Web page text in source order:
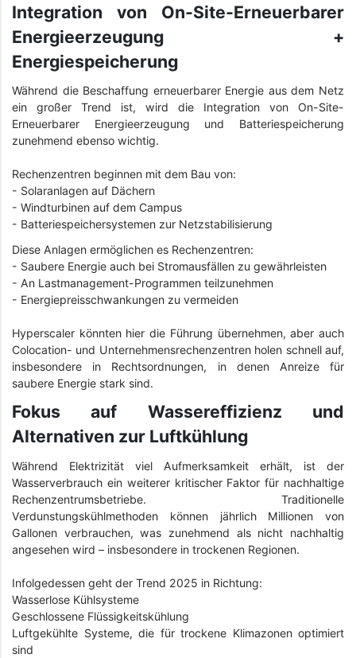
Integration von On-Site-Erneuerbarer
Energieerzeugung +
Energiespeicherung
Während die Beschaffung erneuerbarer Energie aus dem Netz
ein großer Trend ist, wird die Integration von On-Site-
Erneuerbarer Energieerzeugung und Batteriespeicherung
zunehmend ebenso wichtig.
Rechenzentren beginnen mit dem Bau von:
- Solaranlagen auf Dächern
- Windturbinen auf dem Campus
- Batteriespeichersystemen zur Netzstabilisierung
Diese Anlagen ermöglichen es Rechenzentren:
- Saubere Energie auch bei Stromausfällen zu gewährleisten
- An Lastmanagement-Programmen teilzunehmen
- Energiepreisschwankungen zu vermeiden
Hyperscaler könnten hier die Führung übernehmen, aber auch
Colocation- und Unternehmensrechenzentren holen schnell auf,
insbesondere in Rechtsordnungen, in denen Anreize für
saubere Energie stark sind.
Fokus auf Wassereffizienz und
Alternativen zur Luftkühlung
Während Elektrizität viel Aufmerksamkeit erhält, ist der
Wasserverbrauch ein weiterer kritischer Faktor für nachhaltige
Rechenzentrumsbetriebe. Traditionelle
Verdunstungskühlmethoden können jährlich Millionen von
Gallonen verbrauchen, was zunehmend als nicht nachhaltig
angesehen wird – insbesondere in trockenen Regionen.
Infolgedessen geht der Trend 2025 in Richtung:
Wasserlose Kühlsysteme
Geschlossene Flüssigkeitskühlung
Luftgekühlte Systeme, die für trockene Klimazonen optimiert
sind